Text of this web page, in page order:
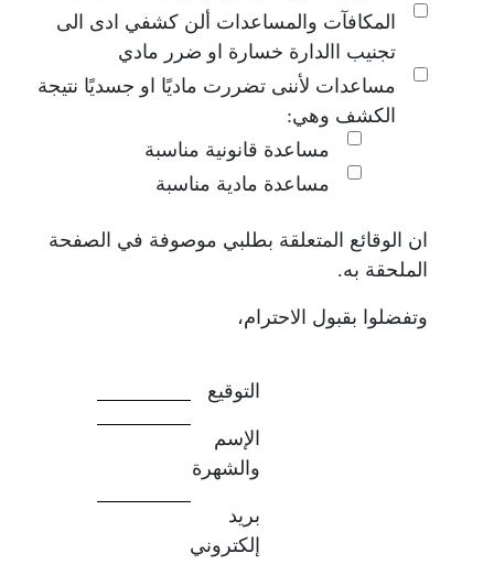
المكافآت والمساعدات ألن كشفي ادى الى
تجنيب االدارة خسارة او ضرر مادي
مساعدات لأننى تضررت ماديًا او جسديًا نتيجة
الكشف وهي:
مساعدة قانونية مناسبة
مساعدة مادية مناسبة
ان الوقائع المتعلقة بطلبي موصوفة في الصفحة
الملحقة به.
وتفضلوا بقبول الاحترام،
والشهرة
إلكتروني